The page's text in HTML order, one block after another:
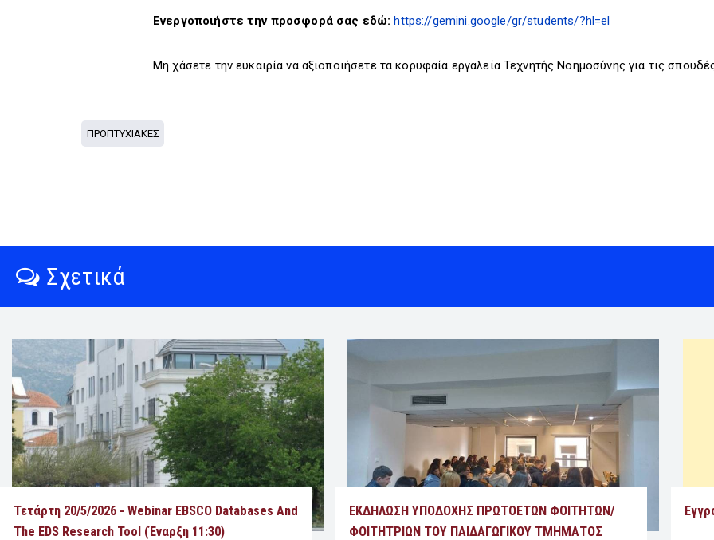
Ενεργοποιήστε την προσφορά σας εδώ:https://gemini.google/gr/students/?hl=el
Μη χάσετε την ευκαιρία να αξιοποιήσετε τα κορυφαία εργαλεία Τεχνητής Νοημοσύνης για τις
ΠΡΟΠΤΥΧΙΑΚΕΣ
Σχετικά
Τετάρτη 20/5/2026 - Webinar EBSCO Databases And
The EDS Research Tool (έναρξη 11:30)
ΕΚΔΗΛΩΣΗ ΥΠΟΔΟΧΗΣ ΠΡΩΤΟΕΤΩΝ ΦΟΙΤΗΤΩΝ/
ΦΟΙΤΗΤΡΙΩΝ ΤΟΥ ΠΑΙΔΑΓΩΓΙΚΟΥ ΤΜΗΜΑΤΟΣ